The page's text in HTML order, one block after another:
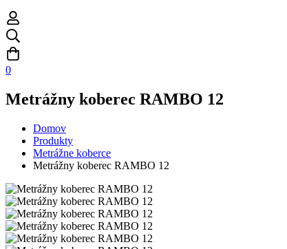
0
Metrážny koberec RAMBO 12
Domov
Produkty
Metrážne koberce
Metrážny koberec RAMBO 12